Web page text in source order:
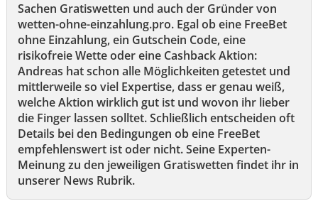
Sachen Gratiswetten und auch der Gründer von
wetten-ohne-einzahlung.pro. Egal ob eine FreeBet
ohne Einzahlung, ein Gutschein Code, eine
risikofreie Wette oder eine Cashback Aktion:
Andreas hat schon alle Möglichkeiten getestet und
mittlerweile so viel Expertise, dass er genau weiß,
welche Aktion wirklich gut ist und wovon ihr lieber
die Finger lassen solltet. Schließlich entscheiden oft
Details bei den Bedingungen ob eine FreeBet
empfehlenswert ist oder nicht. Seine Experten-
Meinung zu den jeweiligen Gratiswetten findet ihr in
unserer News Rubrik.